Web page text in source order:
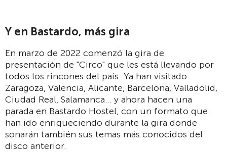
Y en Bastardo, más gira
En marzo de 2022 comenzó la gira de
presentación de "Circo" que les está llevando por
todos los rincones del país. Ya han visitado
Zaragoza, Valencia, Alicante, Barcelona, Valladolid,
Ciudad Real, Salamanca… y ahora hacen una
parada en Bastardo Hostel, con un formato que
han ido enriqueciendo durante la gira donde
sonarán también sus temas más conocidos del
disco anterior.